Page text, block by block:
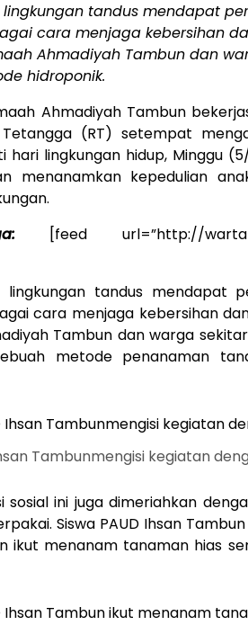
tandus mendapat
cara menjaga kebersihan
Ahmadiyah Tambun dan
hidroponik.
Ahmadiyah Tambun
(RT) setempat
hari lingkungan hidup, Minggu
menanamkan kepedulian
[feed url=”http://warta-
lingkungan tandus mendapat
cara menjaga kebersihan
Tambun dan warga
metode penanaman
Tambunmengisi kegiatan
sosial ini juga dimeriahkan
Siswa PAUD Ihsan
ikut menanam tanaman hias